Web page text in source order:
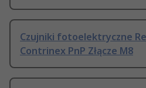
Czujniki fotoelektryczne
Contrinex PnP Złącze M8